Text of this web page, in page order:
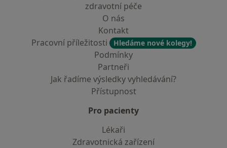
zdravotní péče
O nás
Kontakt
Pracovní příležitosti
Hledáme nové kolegy!
Podmínky
Partneři
Jak řadíme výsledky vyhledávání?
Přístupnost
Pro pacienty
Lékaři
Zdravotnická zařízení